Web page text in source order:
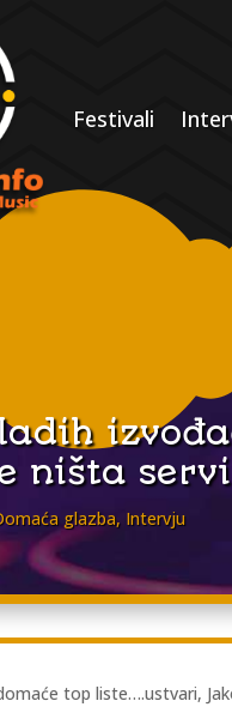
Festivali
ništa
glazba, Intervju
top liste….ustvari,